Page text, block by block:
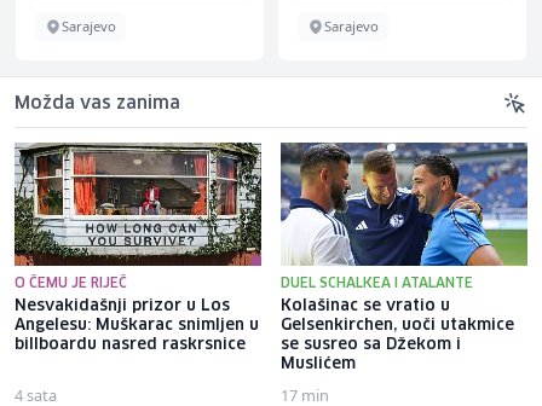
Sarajevo Sarajevo
Možda vas zanima
O ČEMU JE RIJEČ
Nesvakidašnji prizor u Los
Angelesu: Muškarac snimljen u
billboardu nasred raskrsnice
4 sata
DUEL SCHALKEA I ATALANTE
Kolašinac se vratio u
Gelsenkirchen, uoči utakmice
se susreo sa Džekom i
Muslićem
17 min